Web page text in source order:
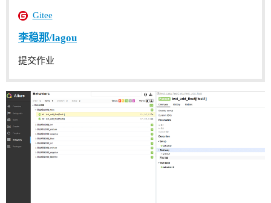
Gitee
李稳那/lagou
提交作业